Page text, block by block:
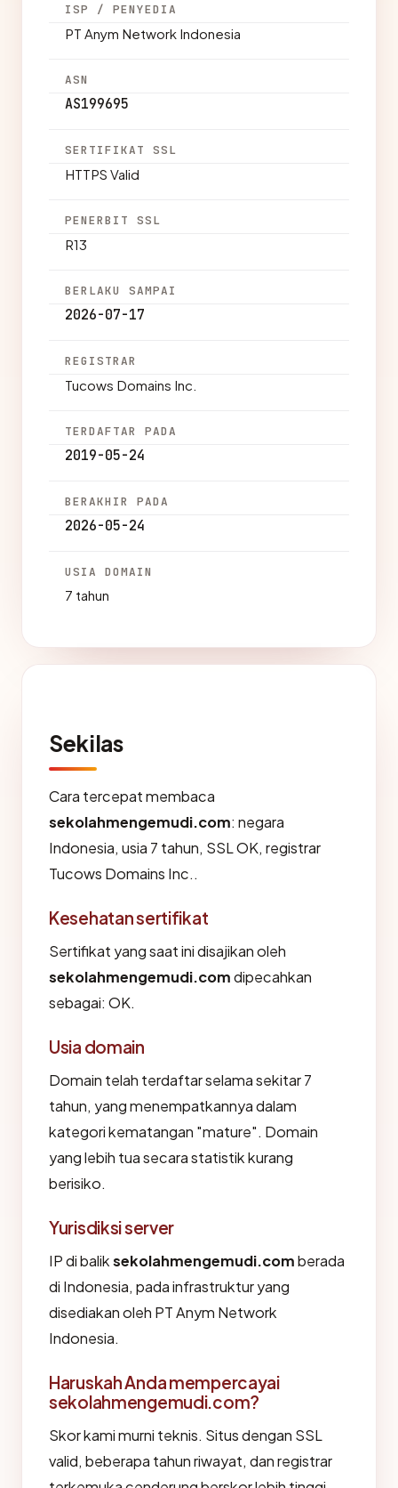
ISP / PENYEDIA
PT Anym Network Indonesia
ASN
AS199695
SERTIFIKAT SSL
HTTPS Valid
PENERBIT SSL
R13
BERLAKU SAMPAI
2026-07-17
REGISTRAR
Tucows Domains Inc.
TERDAFTAR PADA
2019-05-24
BERAKHIR PADA
2026-05-24
USIA DOMAIN
7 tahun
Sekilas
Cara tercepat membaca
sekolahmengemudi.com: negara
Indonesia, usia 7 tahun, SSL OK, registrar
Tucows Domains Inc..
Kesehatan sertifikat
Sertifikat yang saat ini disajikan oleh
sekolahmengemudi.comdipecahkan
sebagai: OK.
Usia domain
Domain telah terdaftar selama sekitar 7
tahun, yang menempatkannya dalam
kategori kematangan "mature". Domain
yang lebih tua secara statistik kurang
berisiko.
Yurisdiksi server
IP di baliksekolahmengemudi.comberada
di Indonesia, pada infrastruktur yang
disediakan oleh PT Anym Network
Indonesia.
Haruskah Anda mempercayai
sekolahmengemudi.com?
Skor kami murni teknis. Situs dengan SSL
valid, beberapa tahun riwayat, dan registrar